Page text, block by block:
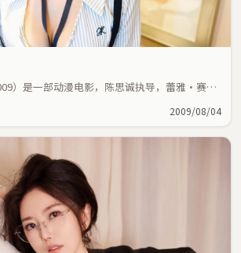
）是一部动漫电影，陈思诚执导，蕾雅·赛
2009/08/04